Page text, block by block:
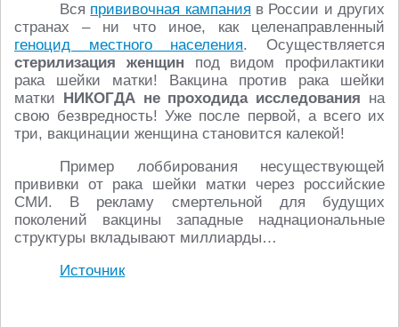
Вся прививочная кампания в России и других
странах – ни что иное, как целенаправленный
геноцид местного населения. Осуществляется
стерилизация женщин под видом профилактики
рака шейки матки! Вакцина против рака шейки
матки НИКОГДА не проходида исследования на
свою безвредность! Уже после первой, а всего их
три, вакцинации женщина становится калекой!
Пример лоббирования несуществующей
прививки от рака шейки матки через российские
СМИ. В рекламу смертельной для будущих
поколений вакцины западные наднациональные
структуры вкладывают миллиарды…
Источник